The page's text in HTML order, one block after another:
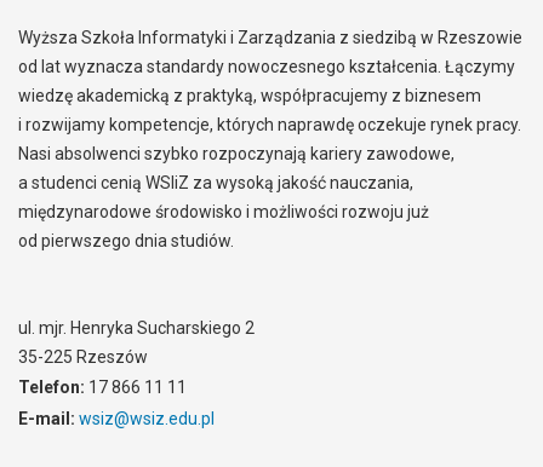
Wyższa Szkoła Informatyki i Zarządzania z siedzibą w Rzeszowie
od lat wyznacza standardy nowoczesnego kształcenia. Łączymy
wiedzę akademicką z praktyką, współpracujemy z biznesem
i rozwijamy kompetencje, których naprawdę oczekuje rynek pracy.
Nasi absolwenci szybko rozpoczynają kariery zawodowe,
a studenci cenią WSIiZ za wysoką jakość nauczania,
międzynarodowe środowisko i możliwości rozwoju już
od pierwszego dnia studiów.
ul. mjr. Henryka Sucharskiego 2
35-225 Rzeszów
Telefon: 17 866 11 11
E-mail: wsiz@wsiz.edu.pl